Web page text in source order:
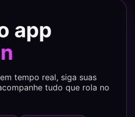
app
tempo real, siga suas
tudo que rola no